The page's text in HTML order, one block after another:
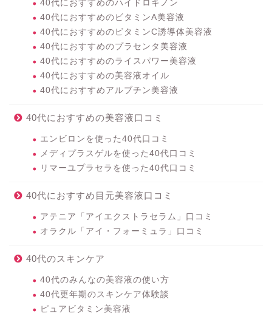
40代におすすめのハイドロキノン
40代におすすめのビタミンA美容液
40代におすすめのビタミンC誘導体美容液
40代におすすめのプラセンタ美容液
40代におすすめのライスパワー美容液
40代におすすめの美容液オイル
40代におすすめアルブチン美容液
40代におすすめの美容液口コミ
エンビロンを使った40代口コミ
メディプラスゲルを使った40代口コミ
リマーユプラセラを使った40代口コミ
40代におすすめ目元美容液口コミ
アテニア「アイエクストラセラム」口コミ
オラクル「アイ・フォーミュラ」口コミ
40代のスキンケア
40代のみんなの美容液の使い方
40代更年期のスキンケア体験談
ピュアビタミン美容液